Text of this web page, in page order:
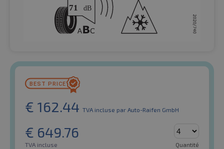
€ 162.44 TVA incluse par Auto-Raifen GmbH
€ 649.76
TVA incluse Quantité